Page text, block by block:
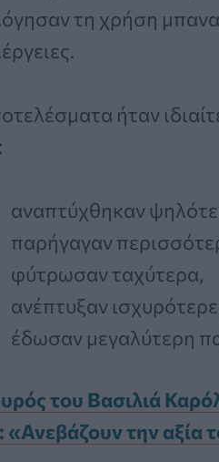
τη χρήση
ήταν
αναπτύχθηκαν
παρήγαγαν
φύτρωσαν ταχύτερα,
ανέπτυξαν
έδωσαν μεγαλύτερη
του Βασιλιά
«Ανεβάζουν την αξία